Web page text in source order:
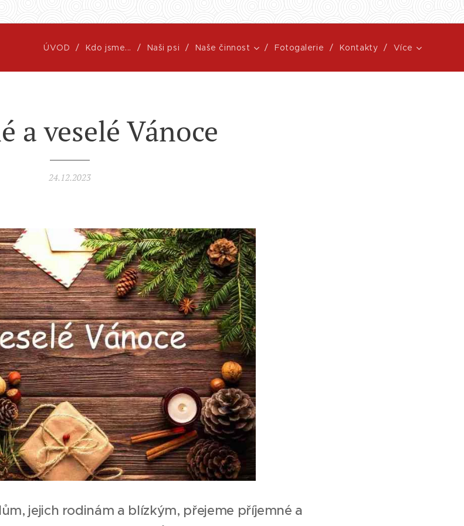
ÚVOD Kdo jsme... Naši psi Naše činnost Fotogalerie Kontakty Více
a veselé Vánoce
24.12.2023
jejich rodinám a blízkým, přejeme příjemné a